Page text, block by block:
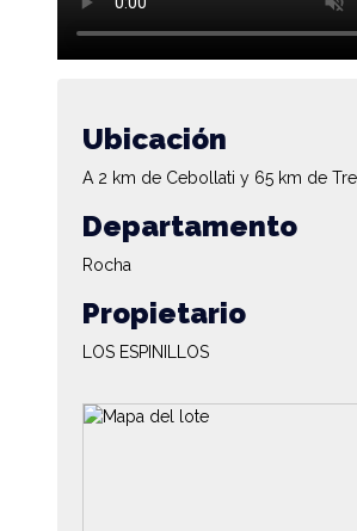
Ubicación
A 2 km de Cebollati y 65 km de
Departamento
Rocha
Propietario
LOS ESPINILLOS